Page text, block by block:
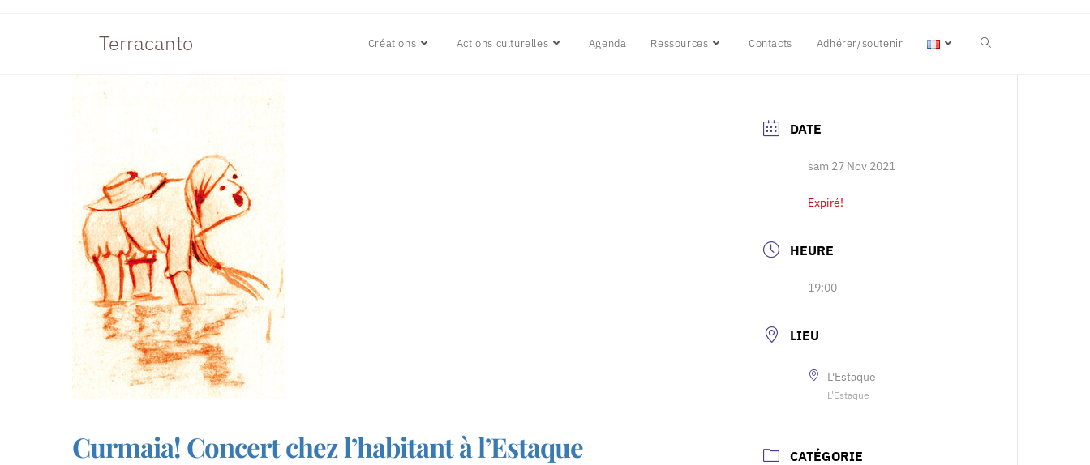
Terracanto Créations Actions culturelles Agenda Ressources Contacts Adhérer/soutenir
Curmaia! Concert chez l’habitant à l’Estaque
DATE
sam 27 Nov 2021
Expiré!
HEURE
19:00
LIEU
L'Estaque
L'Estaque
CATÉGORIE